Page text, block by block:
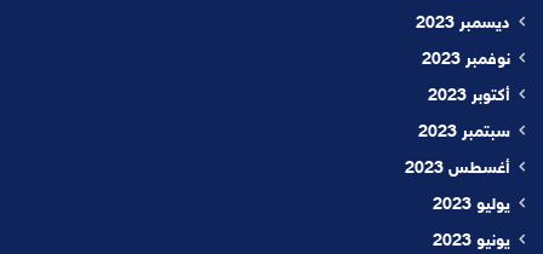
ديسمبر 2023
نوفمبر 2023
أكتوبر 2023
سبتمبر 2023
أغسطس 2023
يوليو 2023
يونيو 2023